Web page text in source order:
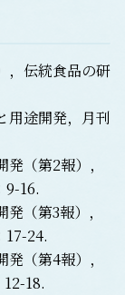
，伝統食品の研
用途開発，月刊
（第2報），
9-16.
（第3報），
17-24.
（第4報），
18.